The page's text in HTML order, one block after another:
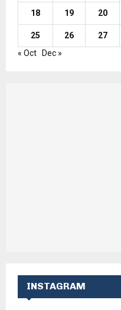
18 19 20
25 26 27
« Oct
Dec »
INSTAGRAM